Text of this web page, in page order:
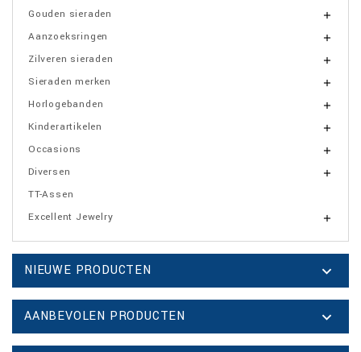
Gouden sieraden 
Aanzoeksringen 
Zilveren sieraden 
Sieraden merken 
Horlogebanden 
Kinderartikelen 
Occasions 
Diversen 
TT-Assen
Excellent Jewelry

NIEUWE PRODUCTEN 
AANBEVOLEN PRODUCTEN 